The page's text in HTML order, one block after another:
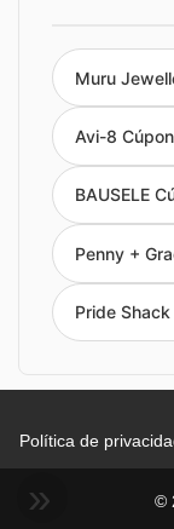
Muru
Avi-8
BAUSELE
Penny +
Pride
Política de
©